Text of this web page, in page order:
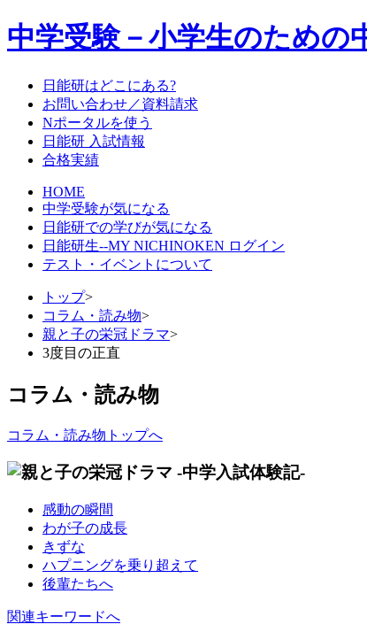
中学受験－小学生のための
日能研はどこにある?
お問い合わせ／資料請求
Nポータルを使う
日能研 入試情報
合格実績
HOME
中学受験が気になる
日能研での学びが気になる
日能研生--MY NICHINOKEN ログイン
テスト・イベントについて
トップ>
コラム・読み物>
親と子の栄冠ドラマ>
3度目の正直
コラム・読み物
コラム・読み物トップへ
感動の瞬間
わが子の成長
きずな
ハプニングを乗り超えて
後輩たちへ
関連キーワードへ